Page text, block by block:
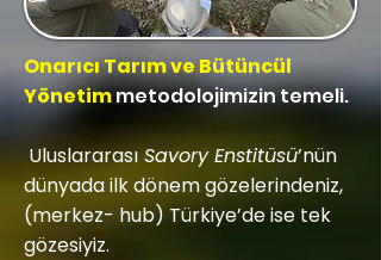
Onarıcı Tarım ve Bütüncül
Yönetimmetodolojimizin temeli.
UluslararasıSavory Enstitüsü’nün
dünyada ilk dönem gözelerindeniz,
(merkez- hub) Türkiye’de ise tek
gözesiyiz.